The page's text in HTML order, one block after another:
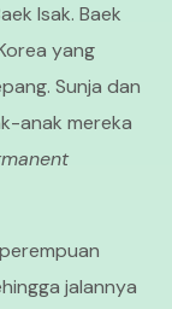
Isak. Baek
yang
Sunja dan
anak mereka
jalannya